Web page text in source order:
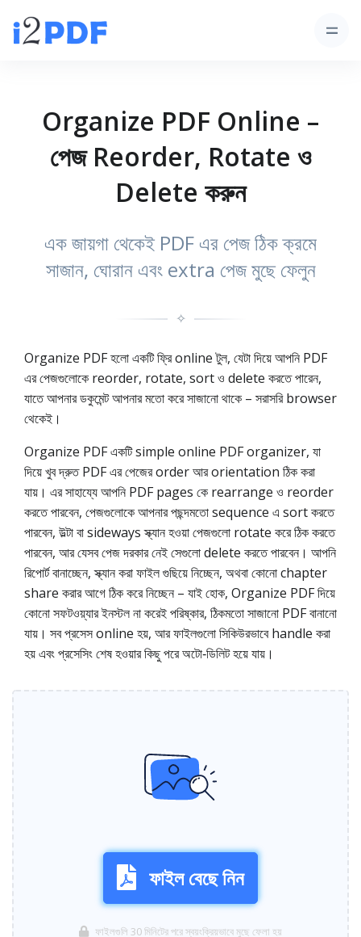
Organize PDF Online –
পেজ Reorder, Rotate ও
Delete করুন
এক জায়গা থেকেই PDF এর পেজ ঠিক ক্রমে
সাজান, ঘোরান এবং extra পেজ মুছে ফেলুন
✧
Organize PDF হলো একটি ফ্রি online টুল, যেটা দিয়ে আপনি PDF
এর পেজগুলোকে reorder, rotate, sort ও delete করতে পারেন,
যাতে আপনার ডকুমেন্ট আপনার মতো করে সাজানো থাকে – সরাসরি browser
থেকেই।
Organize PDF একটি simple online PDF organizer, যা
দিয়ে খুব দ্রুত PDF এর পেজের order আর orientation ঠিক করা
যায়। এর সাহায্যে আপনি PDF pages কে rearrange ও reorder
করতে পারবেন, পেজগুলোকে আপনার পছন্দমতো sequence এ sort করতে
পারবেন, উল্টা বা sideways স্ক্যান হওয়া পেজগুলো rotate করে ঠিক করতে
পারবেন, আর যেসব পেজ দরকার নেই সেগুলো delete করতে পারবেন। আপনি
রিপোর্ট বানাচ্ছেন, স্ক্যান করা ফাইল গুছিয়ে নিচ্ছেন, অথবা কোনো chapter
share করার আগে ঠিক করে নিচ্ছেন – যাই হোক, Organize PDF দিয়ে
কোনো সফটওয়্যার ইনস্টল না করেই পরিষ্কার, ঠিকমতো সাজানো PDF বানানো
যায়। সব প্রসেস online হয়, আর ফাইলগুলো সিকিউরভাবে handle করা
হয় এবং প্রসেসিং শেষ হওয়ার কিছু পরে অটো‑ডিলিট হয়ে যায়।
ফাইল বেছে নিন
ফাইলগুলি 30 মিনিটের পরে স্বয়ংক্রিয়ভাবে মুছে ফেলা হয়